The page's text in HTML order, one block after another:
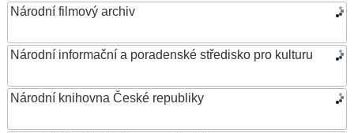
Národní filmový archiv
Národní informační a poradenské středisko pro kulturu
Národní knihovna České republiky